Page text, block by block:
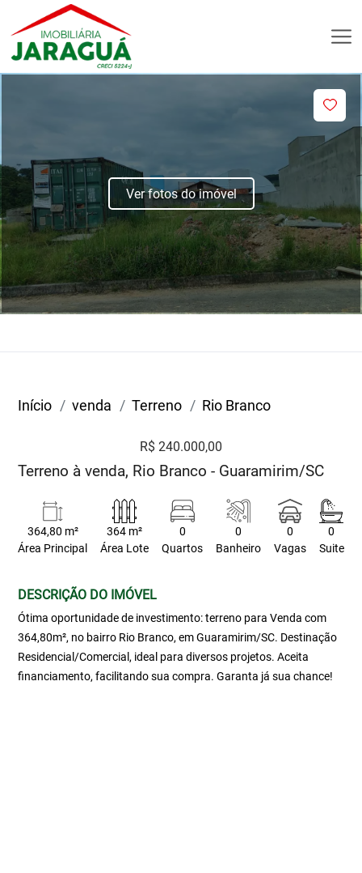
Ver fotos do imóvel
Início venda Terreno Rio Branco
R$ 240.000,00
Terreno à venda, Rio Branco - Guaramirim/SC
364,80 m²
Área Principal
364 m²
Área Lote
0
Quartos
0
Banheiro
0
Vagas
0
Suite
DESCRIÇÃO DO IMÓVEL
Ótima oportunidade de investimento: terreno para Venda com
364,80m², no bairro Rio Branco, em Guaramirim/SC. Destinação
Residencial/Comercial, ideal para diversos projetos. Aceita
financiamento, facilitando sua compra. Garanta já sua chance!